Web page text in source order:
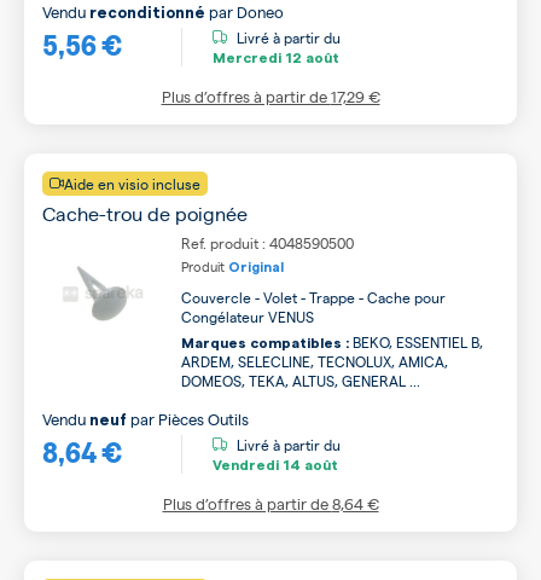
5,56 €
Vendu reconditionné par Doneo
Livré à partir du
Mercredi 12 août
Plus d’offres à partir de17,29 €
Aide en visio incluse
Cache-trou de poignée
Ref. produit : 4048590500
Produit Original
Couvercle - Volet - Trappe - Cache pour
Congélateur VENUS
Marques compatibles : BEKO, ESSENTIEL B,
ARDEM, SELECLINE, TECNOLUX, AMICA,
DOMEOS, TEKA, ALTUS, GENERAL ...
8,64 €
Vendu neuf par Pièces Outils
Livré à partir du
Vendredi 14 août
Plus d’offres à partir de8,64 €